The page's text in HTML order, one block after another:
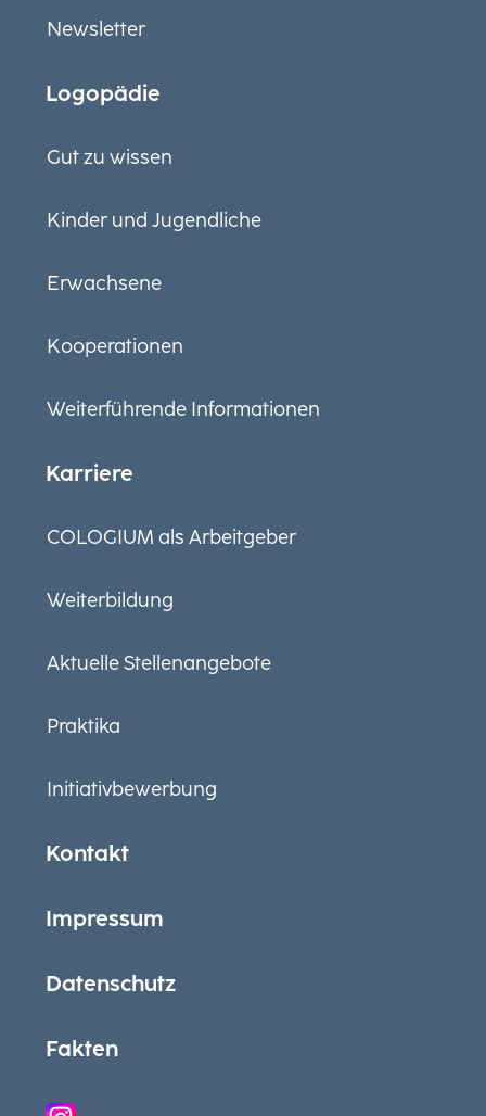
Newsletter
Logopädie
Gut zu wissen
Kinder und Jugendliche
Erwachsene
Kooperationen
Weiterführende Informationen
Karriere
COLOGIUM als Arbeitgeber
Weiterbildung
Aktuelle Stellenangebote
Praktika
Initiativbewerbung
Kontakt
Impressum
Datenschutz
Fakten